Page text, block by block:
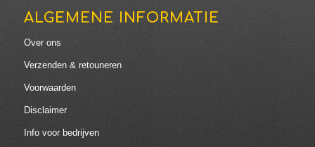
ALGEMENE INFORMATIE
Over ons
Verzenden & retouneren
Voorwaarden
Disclaimer
Info voor bedrijven